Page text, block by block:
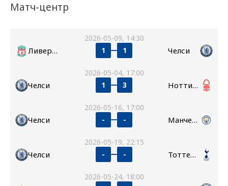
Матч-центр
2026-05-09, 14:30
Ливерпуль 1 1 Челси
2026-05-04, 17:00
Челси 1 3 Ноттингем Форест
2026-05-16, 17:00
Челси - - Манчестер Сити
2026-05-19, 22:15
Челси - - Тоттенхэм
2026-05-24, 18:00